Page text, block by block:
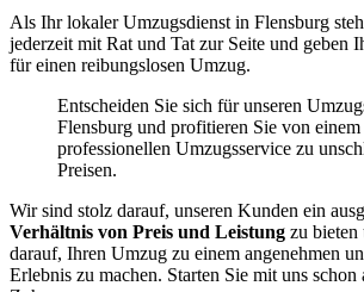
Als Ihr lokaler Umzugsdienst in Flensburg
jederzeit mit Rat und Tat zur Seite und geben
für einen reibungslosen Umzug.
Entscheiden Sie sich für unseren
Flensburg und profitieren Sie von einem
professionellen Umzugsservice zu
Preisen.
Wir sind stolz darauf, unseren Kunden ein
Verhältnis von Preis und Leistung zu bieten
darauf, Ihren Umzug zu einem angenehmen
Erlebnis zu machen. Starten Sie mit uns